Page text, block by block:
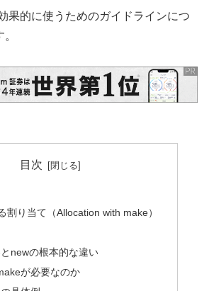
果的に使うためのガイドラインにつ
目次
割り当て（Allocation with make）
newの根本的な違い
が必要なのか